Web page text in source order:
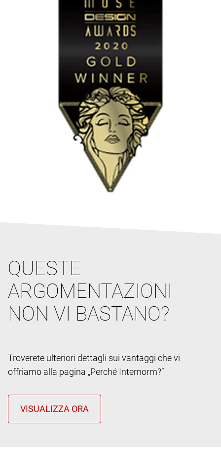
QUESTE
ARGOMENTAZIONI
NON VI BASTANO?
Troverete ulteriori dettagli sui vantaggi che vi
offriamo alla pagina „Perché Internorm?“